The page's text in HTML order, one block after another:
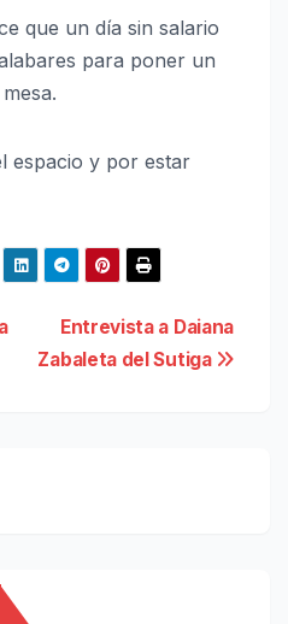
que un día sin salario
para poner un
espacio y por estar
Entrevista a Daiana
Zabaleta del Sutiga